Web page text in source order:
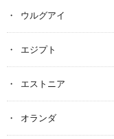
ウルグアイ
エジプト
エストニア
オランダ